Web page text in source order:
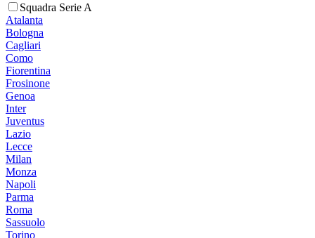
Squadra Serie A
Atalanta
Bologna
Cagliari
Como
Fiorentina
Frosinone
Genoa
Inter
Juventus
Lazio
Lecce
Milan
Monza
Napoli
Parma
Roma
Sassuolo
Torino